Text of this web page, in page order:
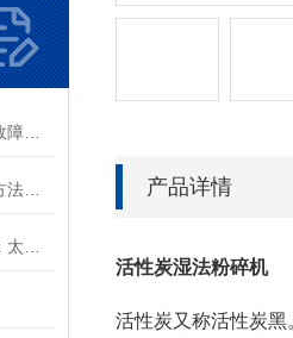
产品详情
活性炭湿法粉碎机
活性炭又称活性炭